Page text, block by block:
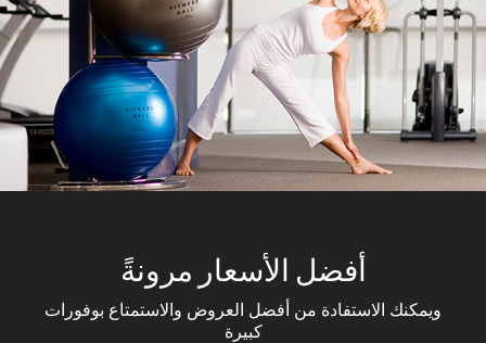
أفضل الأسعار مرونةً
ويمكنك الاستفادة من أفضل العروض والاستمتاع بوفورات
كبيرة